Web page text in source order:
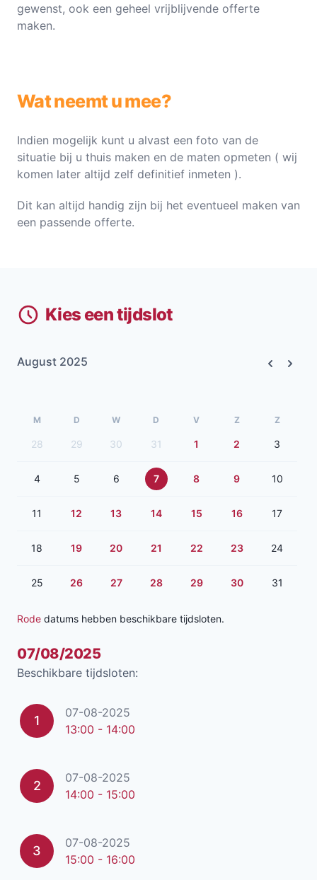
gewenst, ook een geheel vrijblijvende offerte
maken.
Wat neemt u mee?
Indien mogelijk kunt u alvast een foto van de
situatie bij u thuis maken en de maten opmeten ( wij
komen later altijd zelf definitief inmeten ).
Dit kan altijd handig zijn bij het eventueel maken van
een passende offerte.
Kies een tijdslot
August 2025
M D W D V Z Z
28 29 30 31 1 2 3
4 5 6 7 8 9 10
11 12 13 14 15 16 17
18 19 20 21 22 23 24
25 26 27 28 29 30 31
Rode datums hebben beschikbare tijdsloten.
07/08/2025
Beschikbare tijdsloten:
1
07-08-2025
13:00 - 14:00
2
07-08-2025
14:00 - 15:00
3
07-08-2025
15:00 - 16:00